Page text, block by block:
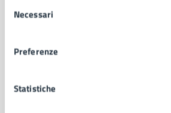
delNecessari
Preferenze
Statistiche
Politici
Documenti e dati